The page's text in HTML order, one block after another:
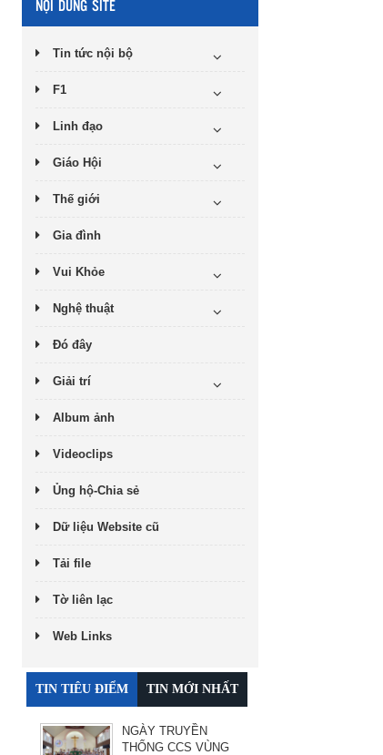
NỘI DUNG SITE
Tin tức nội bộ
F1
Linh đạo
Giáo Hội
Thế giới
Gia đình
Vui Khỏe
Nghệ thuật
Đó đây
Giải trí
Album ảnh
Videoclips
Ủng hộ-Chia sẻ
Dữ liệu Website cũ
Tải file
Tờ liên lạc
Web Links
TIN TIÊU ĐIỂM TIN MỚI NHẤT
NGÀY TRUYỀN
THỐNG CCS VÙNG